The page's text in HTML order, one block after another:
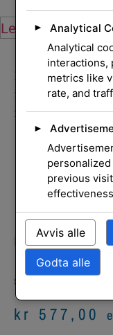
Legg i handlekurv
Hjem /Skrivere
rekvisita/
21ml
Ink
Ink/CL-52 BJ
SKU
kr 577,00
►
Analytical
Analytical
interactions,
metrics like
rate, and
►
previous
Avvis alle
Godta alle